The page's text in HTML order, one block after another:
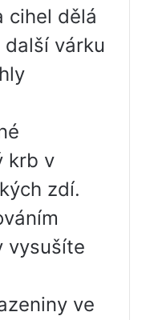
cihel dělá
várku
krb v
zdí.
vysušíte
ve